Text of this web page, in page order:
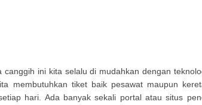
canggih ini kita selalu di mudahkan dengan
membutuhkan tiket baik pesawat maupun
hari. Ada banyak sekali portal atau situs